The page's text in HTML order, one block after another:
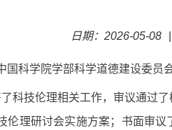
日期：2026-05-08
国科学院学部科学道德建设委员
了科技伦理相关工作， 审议通过了
伦理研讨会实施方案；书面审